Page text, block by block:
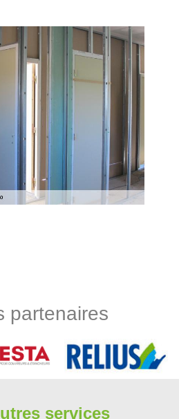
murs extérieurs. Lorsqu'une porte
de coupe sur les côtés, un
partenaires
services